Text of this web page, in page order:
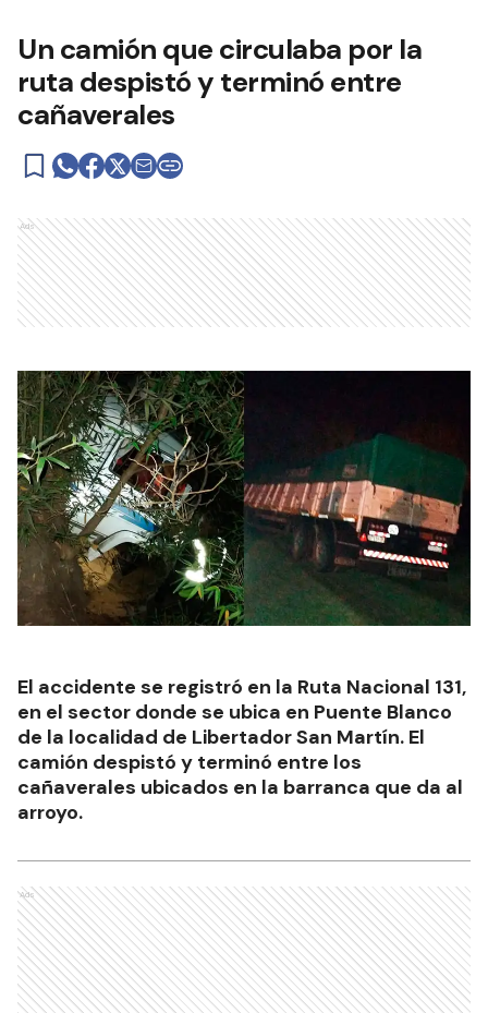
Un camión que circulaba por la
ruta despistó y terminó entre
cañaverales
Ads
El accidente se registró en la Ruta Nacional 131,
en el sector donde se ubica en Puente Blanco
de la localidad de Libertador San Martín. El
camión despistó y terminó entre los
cañaverales ubicados en la barranca que da al
arroyo.
Ads